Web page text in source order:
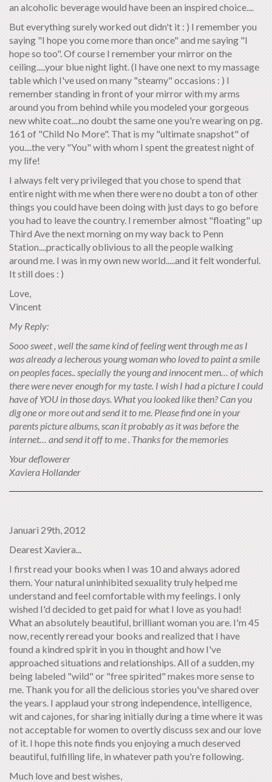
an alcoholic beverage would have been an inspired choice....
But everything surely worked out didn't it : ) I remember you
saying "I hope you come more than once" and me saying "I
hope so too". Of course I remember your mirror on the
ceiling.....your blue night light. (I have one next to my massage
table which I've used on many "steamy" occasions : ) I
remember standing in front of your mirror with my arms
around you from behind while you modeled your gorgeous
new white coat....no doubt the same one you're wearing on pg.
161 of "Child No More". That is my "ultimate snapshot" of
you....the very "You" with whom I spent the greatest night of
my life!
I always felt very privileged that you chose to spend that
entire night with me when there were no doubt a ton of other
things you could have been doing with just days to go before
you had to leave the country. I remember almost "floating" up
Third Ave the next morning on my way back to Penn
Station....practically oblivious to all the people walking
around me. I was in my own new world.....and it felt wonderful.
It still does : )
Love,
Vincent
My Reply:
Sooo sweet , well the same kind of feeling went through me as I
was already a lecherous young woman who loved to paint a smile
on peoples faces.. specially the young and innocent men… of which
there were never enough for my taste. I wish I had a picture I could
have of YOU in those days. What you looked like then? Can you
dig one or more out and send it to me. Please find one in your
parents picture albums, scan it probably as it was before the
internet… and send it off to me . Thanks for the memories
Your deflowerer
Xaviera Hollander
Januari 29th, 2012
Dearest Xaviera...
I first read your books when I was 10 and always adored
them. Your natural uninhibited sexuality truly helped me
understand and feel comfortable with my feelings. I only
wished I'd decided to get paid for what I love as you had!
What an absolutely beautiful, brilliant woman you are. I'm 45
now, recently reread your books and realized that I have
found a kindred spirit in you in thought and how I've
approached situations and relationships. All of a sudden, my
being labeled "wild" or "free spirited" makes more sense to
me. Thank you for all the delicious stories you've shared over
the years. I applaud your strong independence, intelligence,
wit and cajones, for sharing initially during a time where it was
not acceptable for women to overtly discuss sex and our love
of it. I hope this note finds you enjoying a much deserved
beautiful, fulfilling life, in whatever path you're following.
Much love and best wishes,